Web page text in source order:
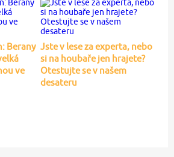
Berany
ve
Jste v lese za experta, nebo
si na houbaře jen hrajete?
Otestujte se v našem
desateru